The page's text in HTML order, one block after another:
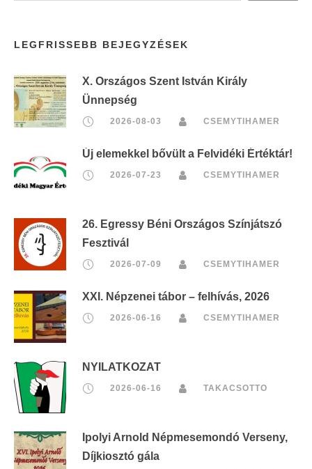
LEGFRISSEBB BEJEGYZÉSEK
X. Országos Szent István Király
Ünnepség
2026-08-03 CSEMYTIHAMER
Új elemekkel bővült a Felvidéki Értéktár!
2026-07-23 CSEMYTIHAMER
26. Egressy Béni Országos Színjátszó
Fesztivál
2026-07-09 CSEMYTIHAMER
XXI. Népzenei tábor – felhívás, 2026
2026-06-16 CSEMYTIHAMER
NYILATKOZAT
2026-06-16 TAKACSOTTO
Ipolyi Arnold Népmesemondó Verseny,
Díjkiosztó gála